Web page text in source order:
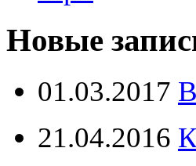
Новые
01.03.2017
21.04.2016